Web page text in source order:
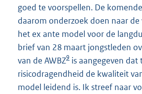
goed te voorspellen. De
daarom onderzoek doen naar
het ex ante model voor de
brief van 28 maart jongstleden
van de AWBZ9 is aangegeven dat
risicodragendheid de kwaliteit
model leidend is. Ik streef naar